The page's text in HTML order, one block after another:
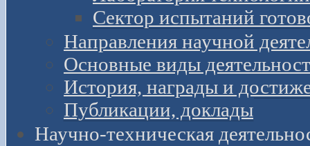
Сектор испытаний
Направления научной
Основные виды
История, награды и
Публикации, доклады
Научно-техническая